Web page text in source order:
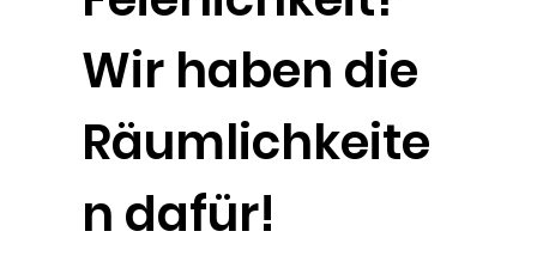
Wir haben die
Räumlichkeite
n dafür!